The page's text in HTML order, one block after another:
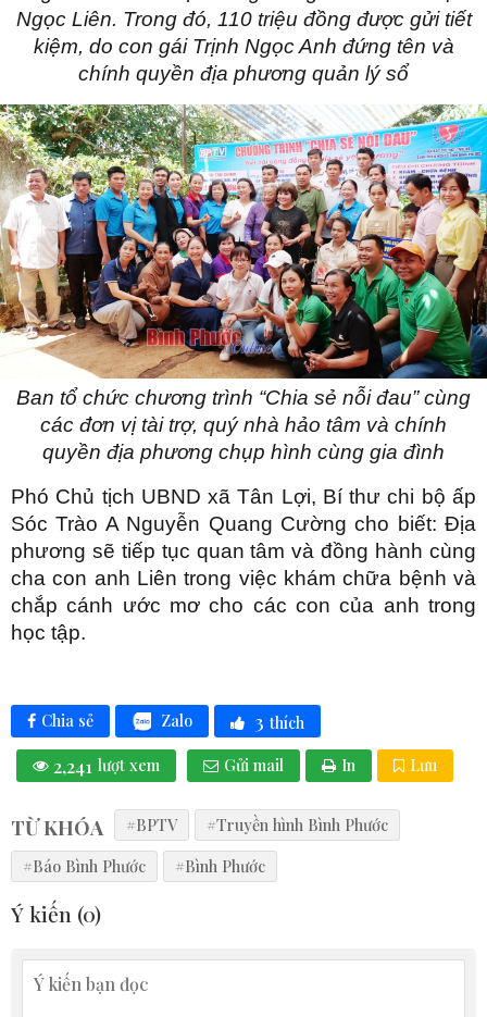
Ngọc Liên. Trong đó, 110 triệu đồng được gửi tiết
kiệm, do con gái Trịnh Ngọc Anh đứng tên và
chính quyền địa phương quản lý sổ
Ban tổ chức chương trình “Chia sẻ nỗi đau” cùng
các đơn vị tài trợ, quý nhà hảo tâm và chính
quyền địa phương chụp hình cùng gia đình
Phó Chủ tịch UBND xã Tân Lợi, Bí thư chi bộ ấp
Sóc Trào A Nguyễn Quang Cường cho biết: Địa
phương sẽ tiếp tục quan tâm và đồng hành cùng
cha con anh Liên trong việc khám chữa bệnh và
chắp cánh ước mơ cho các con của anh trong
học tập.
Chia sẻ Zalo 3 thích
2,241 lượt xem Gửi mail In Lưu
TỪ KHÓA #BPTV
#Truyền hình Bình Phước
#Báo Bình Phước
#Bình Phước
Ý kiến (0)